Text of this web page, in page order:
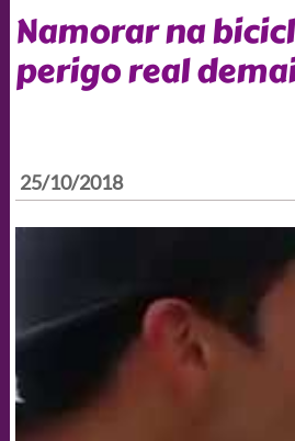
Namorar na
perigo real
25/10/2018